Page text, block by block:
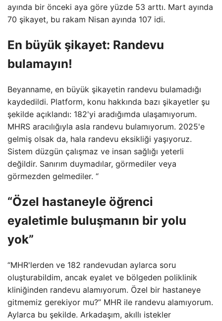
ayında bir önceki aya göre yüzde 53 arttı. Mart ayında
70 şikayet, bu rakam Nisan ayında 107 idi.
En büyük şikayet: Randevu
bulamayın!
Beyanname, en büyük şikayetin randevu bulamadığı
kaydedildi. Platform, konu hakkında bazı şikayetler şu
şekilde açıklandı: 182'yi aradığımda ulaşamıyorum.
MHRS aracılığıyla asla randevu bulamıyorum. 2025'e
gelmiş olsak da, hala randevu eksikliği yaşıyoruz.
Sistem düzgün çalışmaz ve insan sağlığı yeterli
değildir. Sanırım duymadılar, görmediler veya
görmezden gelmediler. “
“Özel hastaneyle öğrenci
eyaletimle buluşmanın bir yolu
yok”
“MHR'lerden ve 182 randevudan aylarca soru
oluşturabildim, ancak eyalet ve bölgeden poliklinik
kliniğinden randevu alamıyorum. Özel bir hastaneye
gitmemiz gerekiyor mu?” MHR ile randevu alamıyorum.
Aylarca bu şekilde. Arkadaşım, akıllı istekler